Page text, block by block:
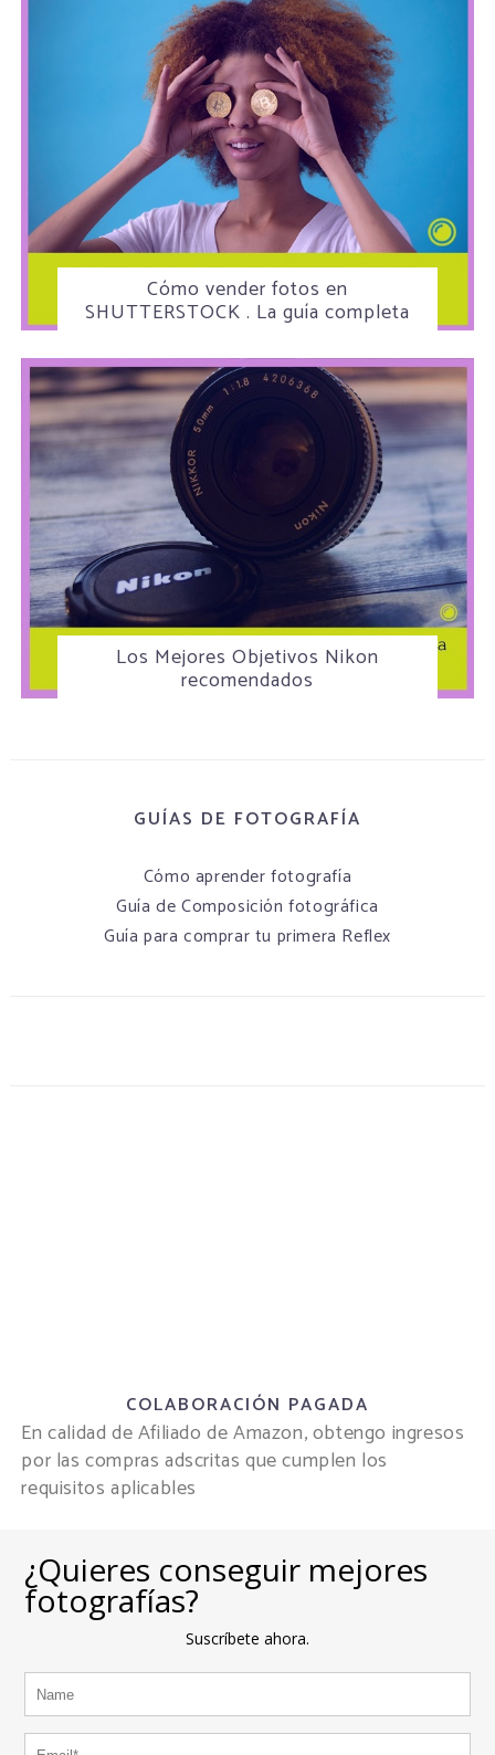
Cómo vender fotos en
SHUTTERSTOCK . La guía completa
Los Mejores Objetivos Nikon
recomendados
GUÍAS DE FOTOGRAFÍA
Cómo aprender fotografía
Guía de Composición fotográfica
Guía para comprar tu primera Reflex
COLABORACIÓN PAGADA
En calidad de Afiliado de Amazon, obtengo ingresos
por las compras adscritas que cumplen los
requisitos aplicables
¿Quieres conseguir mejores
fotografías?
Suscríbete ahora.